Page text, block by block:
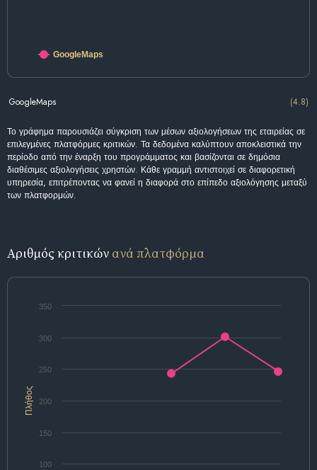
GoogleMaps
GoogleMaps (4.8)
Το γράφημα παρουσιάζει σύγκριση των μέσων αξιολογήσεων της εταιρείας σε
επιλεγμένες πλατφόρμες κριτικών. Τα δεδομένα καλύπτουν αποκλειστικά την
περίοδο από την έναρξη του προγράμματος και βασίζονται σε δημόσια
διαθέσιμες αξιολογήσεις χρηστών. Κάθε γραμμή αντιστοιχεί σε διαφορετική
υπηρεσία, επιτρέποντας να φανεί η διαφορά στο επίπεδο αξιολόγησης μεταξύ
των πλατφορμών.
Αριθμός κριτικών ανά πλατφόρμα
Πλήθος
100
150
200
250
300
350